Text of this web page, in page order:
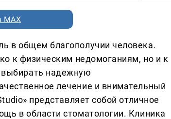
MAX
в общем благополучии человека.
к физическим недомоганиям, но и к
надежную
лечение и внимательный
представляет собой отличное
в области стоматологии. Клиника